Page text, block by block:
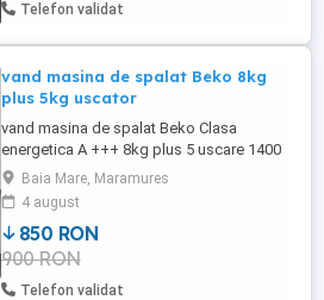
Telefon validat
vand masina de spalat Beko 8kg
plus 5kg uscator
vand masina de spalat Beko Clasa
energetica A +++ 8kg plus 5 uscare 1400
Rotati ' in stare de funcționare. Se
probează la fața locului.
Baia Mare, Maramures
4 august
850 RON
900 RON
Telefon validat